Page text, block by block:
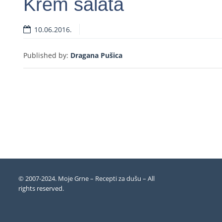
10.06.2016.
Published by: Dragana Pušica
© 2007-2024. Moje Grne – Recepti za dušu – All
rights reserved.